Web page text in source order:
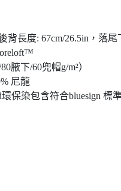
背長度: 67cm/26.5in，落尾
腋下/60兜帽g/m²）
尼龍
保染包含符合bluesign 標